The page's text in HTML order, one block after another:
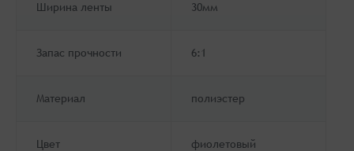
Ширина ленты 30мм
Запас прочности 6:1
Материал полиэстер
Цвет фиолетовый